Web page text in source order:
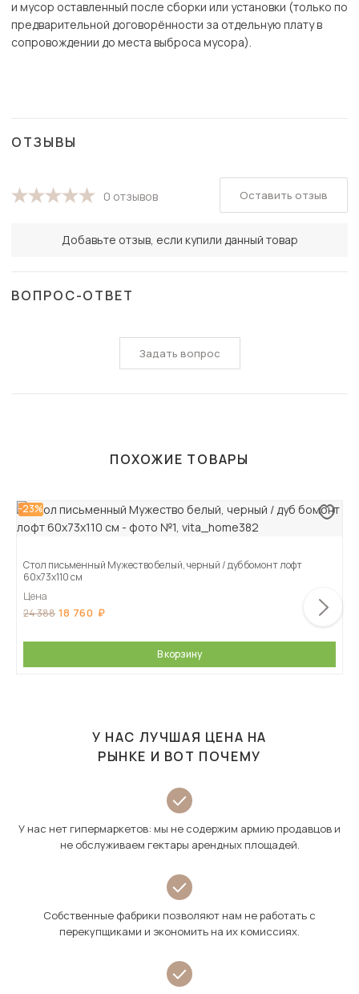
и мусор оставленный после сборки или установки (только по
предварительной договорённости за отдельную плату в
сопровождении до места выброса мусора).
ОТЗЫВЫ
0 отзывов
Добавьте отзыв, если купили данный товар
Оставить отзыв
ВОПРОС-ОТВЕТ
Задать вопрос
ПОХОЖИЕ ТОВАРЫ
-23%
Стол письменный Мужество белый, черный / дуб бомонт лофт
60х73х110 см
Цена
24 388 18 760
В корзину
У НАС ЛУЧШАЯ ЦЕНА НА
РЫНКЕ И ВОТ ПОЧЕМУ
У нас нет гипермаркетов: мы не содержим армию продавцов и
не обслуживаем гектары арендных площадей.
Собственные фабрики позволяют нам не работать с
перекупщиками и экономить на их комиссиях.